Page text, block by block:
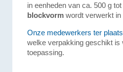
in eenheden van ca. 500 g
blockvorm wordt verwerkt in
Onze medewerkers ter
welke verpakking geschikt
toepassing.